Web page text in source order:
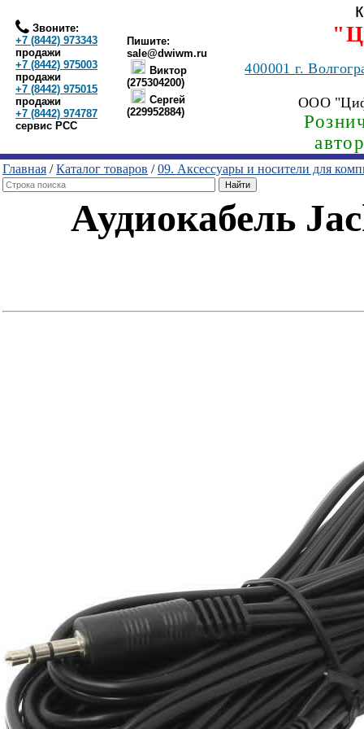
Звоните:
+7 (8442) 973343
продажи
+7 (8442) 975003
продажи
+7 (8442) 975015
продажи
+7 (8442) 974787
сервис РСС
Пишите:
sale@dwiwm.ru
Виктор
(275304200)
Сергей
(229952884)
400001г.
ООО
Главная /Каталог товаров /09. Аксессуары и носители для
Аудиокабель